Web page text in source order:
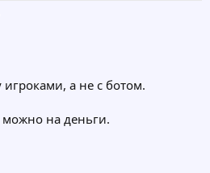
а не с ботом.
на деньги.